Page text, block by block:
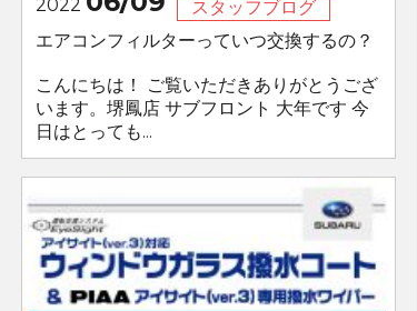
2022
スタッフブログ
エアコンフィルターっていつ交換するの？
こんにちは！ ご覧いただきありがとうござ
います。堺鳳店 サブフロント 大年です 今
日はとっても...